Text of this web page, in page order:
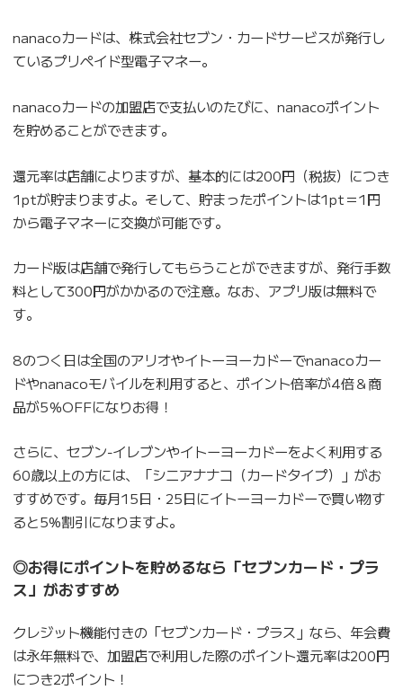
nanacoカードは、株式会社セブン・カードサービスが発行し
ているプリペイド型電子マネー。
nanacoカードの加盟店で支払いのたびに、nanacoポイント
を貯めることができます。
還元率は店舗によりますが、基本的には200円（税抜）につき
1ptが貯まりますよ。そして、貯まったポイントは1pt＝1円
から電子マネーに交換が可能です。
カード版は店舗で発行してもらうことができますが、発行手数
料として300円がかかるので注意。なお、アプリ版は無料で
す。
8のつく日は全国のアリオやイトーヨーカドーでnanacoカー
ドやnanacoモバイルを利用すると、ポイント倍率が4倍＆商
品が5％OFFになりお得！
さらに、セブン‐イレブンやイトーヨーカドーをよく利用する
60歳以上の方には、「シニアナナコ（カードタイプ）」がお
すすめです。毎月15日・25日にイトーヨーカドーで買い物す
ると5%割引になりますよ。
◎お得にポイントを貯めるなら「セブンカード・プラ
ス」がおすすめ
クレジット機能付きの「セブンカード・プラス」なら、年会費
は永年無料で、加盟店で利用した際のポイント還元率は200円
につき2ポイント！